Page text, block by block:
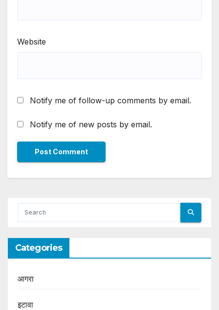
Website
Notify me of follow-up comments by email.
Notify me of new posts by email.
Categories
आगरा
इटावा